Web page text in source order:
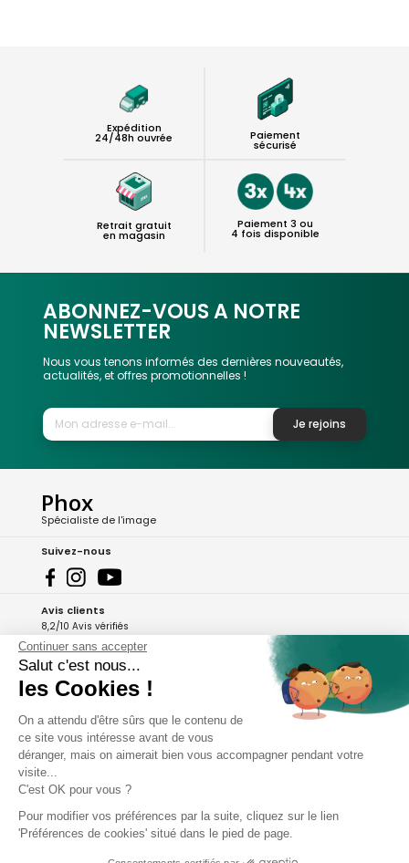
Expédition
24/48h ouvrée Paiement
sécurisé
Retrait gratuit
en magasin
Paiement 3 ou
4 fois disponible
ABONNEZ-VOUS A NOTRE
NEWSLETTER
Nous vous tenons informés des dernières nouveautés,
actualités, et offres promotionnelles !
Je rejoins
Phox
Spécialiste de l'image
Suivez-nous
Avis clients
8,2/10 Avis vérifiés
L'Appli Phox
A propos de Phox
Services et garanties
Continuer sans accepter
Salut c'est nous...
les Cookies !
On a attendu d'être sûrs que le contenu de
ce site vous intéresse avant de vous
déranger, mais on aimerait bien vous accompagner pendant votre
visite...
C'est OK pour vous ?
Pour modifier vos préférences par la suite, cliquez sur le lien
'Préférences de cookies' situé dans le pied de page.